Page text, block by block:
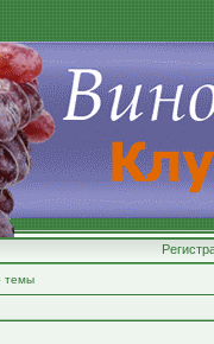
темы